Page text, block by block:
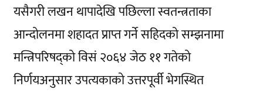
यसैगरी लखन थापादेखि पछिल्ला स्वतन्त्रताका
आन्दोलनमा शहादत प्राप्त गर्ने सहिदको सम्झनामा
मन्त्रिपरिषद्को विसं २०६४ जेठ ११ गतेको
निर्णयअनुसार उपत्यकाको उत्तरपूर्वी भेगस्थित